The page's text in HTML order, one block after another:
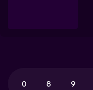
0 8 9